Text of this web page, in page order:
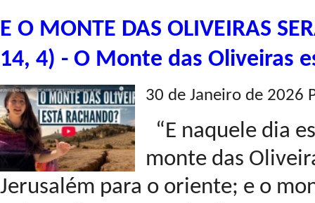
E O MONTE DAS OLIVEIRAS
14, 4) - O Monte das Oliveiras
30 de Janeiro de 2026
“E naquele dia
monte das
Jerusalém para o oriente; e o